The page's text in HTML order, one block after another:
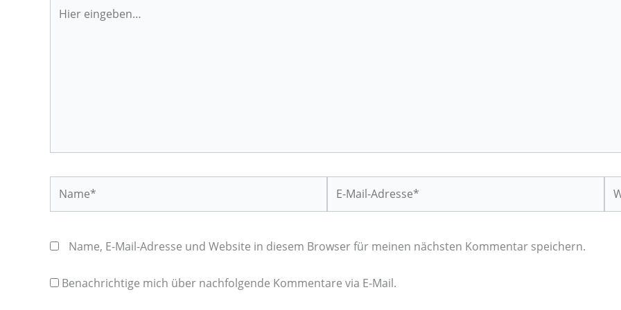
eingeben…
Mail-
Name, E-Mail-Adresse und Website in diesem Browser für meinen nächsten Kommentar speichern.
Benachrichtige mich über nachfolgende Kommentare via E-Mail.